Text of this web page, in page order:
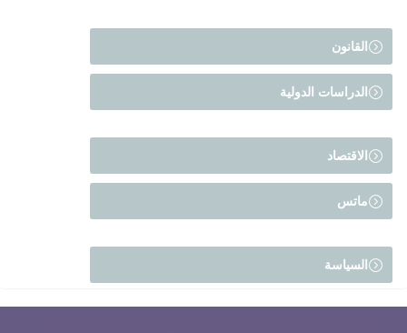
=القانون
=الدراسات الدولية
=الاقتصاد
=ماتس
=السياسة